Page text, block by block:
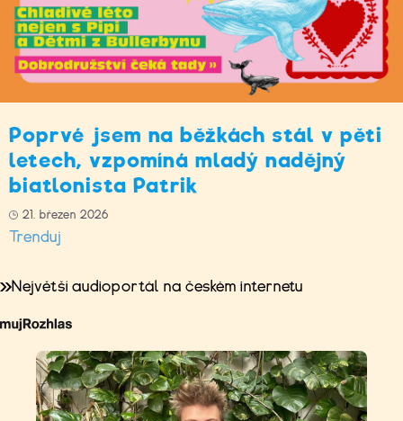
Poprvé jsem na běžkách stál v pěti
letech, vzpomíná mladý nadějný
biatlonista Patrik
21. březen 2026
Trenduj
Největší audioportál na českém internetu